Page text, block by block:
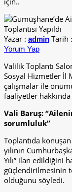
Yazar : admin Tarih :
Yorum Yap
Valilik Toplantı
Sosyal Hizmetler İl
çalışmalar ile
faaliyetler
Vali Baruş:
sorumluluk”
Toplantıda
yılının
Yılı” ilan edildiğini
güçlendirilmesinin
olduğunu söyledi.